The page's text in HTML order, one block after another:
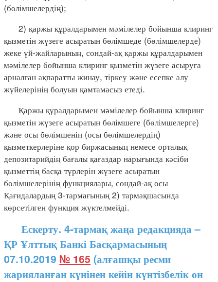
(бөлімшелердің);
2) қаржы құралдарымен мәмілелер бойынша клиринг
қызметін жүзеге асыратын бөлімшеде (бөлімшелерде)
жеке үй-жайларының, сондай-ақ қаржы құралдарымен
мәмілелер бойынша клиринг қызметін жүзеге асыруға
арналған ақпаратты жинау, тіркеу және есепке алу
жүйелерінің болуын қамтамасыз етеді.
Қаржы құралдарымен мәмілелер бойынша клиринг
қызметін жүзеге асыратын бөлімшеге (бөлімшелерге)
және осы бөлімшенің (осы бөлімшелердің)
қызметкерлеріне қор биржасының немесе орталық
депозитарийдің бағалы қағаздар нарығында кәсіби
қызметтің басқа түрлерін жүзеге асыратын
бөлімшелерінің функциялары, сондай-ақ осы
Қағидалардың 3-тармағының 2) тармақшасында
көрсетілген функция жүктелмейді.
Ескерту. 4-тармақ жаңа редакцияда –
ҚР Ұлттық Банкі Басқармасының
07.10.2019 № 165 (алғашқы ресми
жарияланған күнінен кейін күнтізбелік он